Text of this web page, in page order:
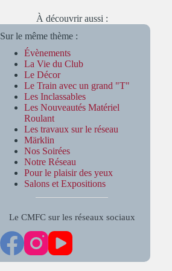
À découvrir aussi :
Sur le même thème :
Évènements
La Vie du Club
Le Décor
Le Train avec un grand "T"
Les Inclassables
Les Nouveautés Matériel
Roulant
Les travaux sur le réseau
Märklin
Nos Soirées
Notre Réseau
Pour le plaisir des yeux
Salons et Expositions
Le CMFC sur les réseaux sociaux